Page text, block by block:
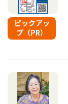
ピックアッ
プ（PR）